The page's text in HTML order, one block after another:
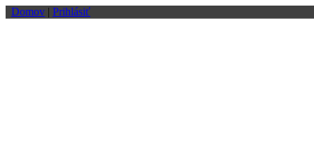
Domov | Prihlásiť